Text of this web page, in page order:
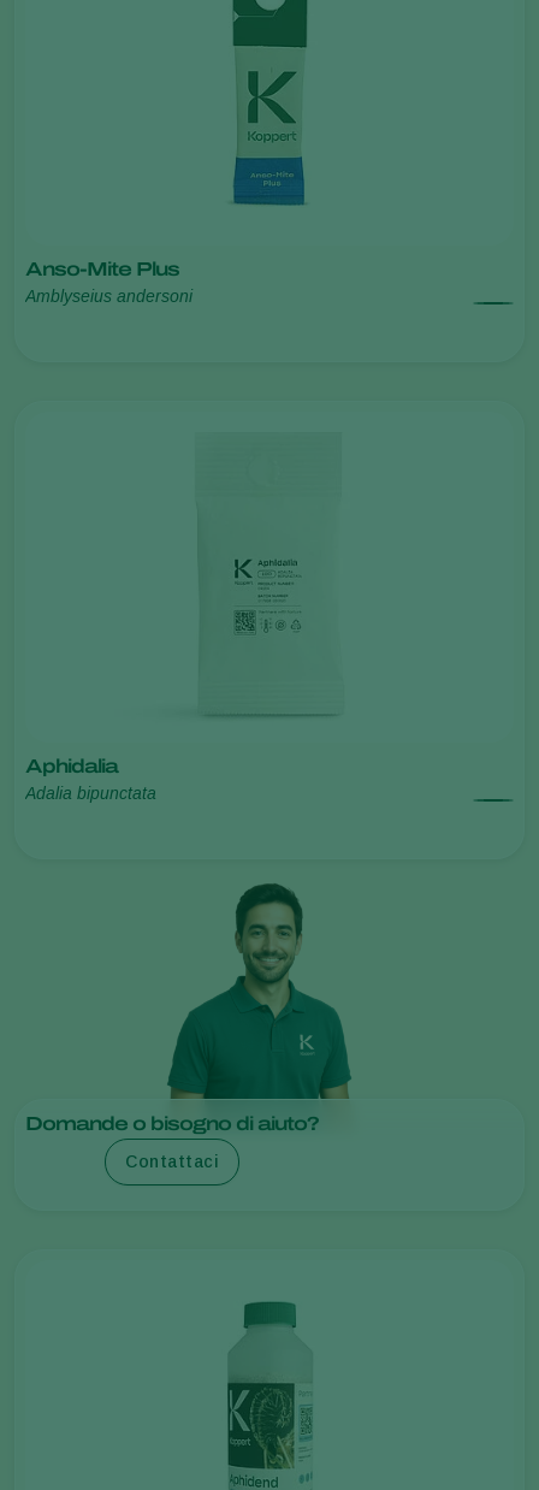
Anso-Mite Plus
Amblyseius andersoni
Aphidalia
Adalia bipunctata
Domande o bisogno di aiuto?
Contattaci